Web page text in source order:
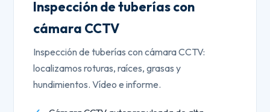
Inspección de tuberías con
cámara CCTV
Inspección de tuberías con cámara CCTV:
localizamos roturas, raíces, grasas y
hundimientos. Vídeo e informe.